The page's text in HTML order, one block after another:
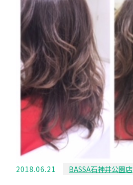
2018.06.21 BASSA石神井公園店